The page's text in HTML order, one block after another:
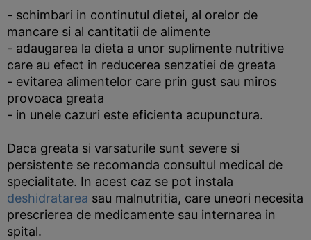
- schimbari in continutul dietei, al orelor de
mancare si al cantitatii de alimente
- adaugarea la dieta a unor suplimente nutritive
care au efect in reducerea senzatiei de greata
- evitarea alimentelor care prin gust sau miros
provoaca greata
- in unele cazuri este eficienta acupunctura.
Daca greata si varsaturile sunt severe si
persistente se recomanda consultul medical de
specialitate. In acest caz se pot instala
deshidratarea sau malnutritia, care uneori necesita
prescrierea de medicamente sau internarea in
spital.